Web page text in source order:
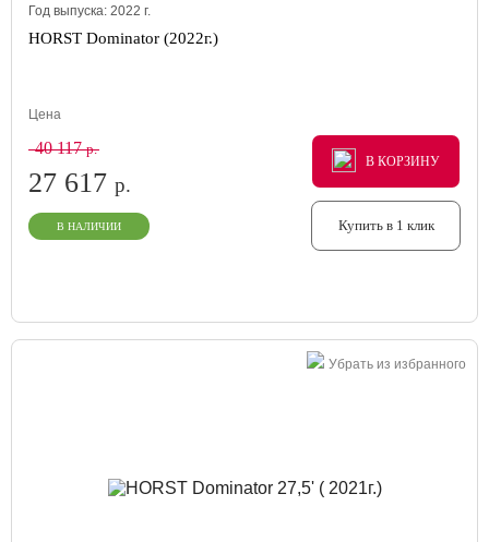
Год выпуска: 2022 г.
HORST Dominator (2022г.)
Цена
40 117р.
27 617 р.
В НАЛИЧИИ
В КОРЗИНУ
В КОРЗИНУ
В КОРЗИНУ
Купить в 1 клик
Убрать из избранного